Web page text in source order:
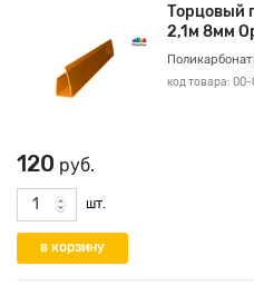
Торцовый
2,1м 8мм
код товара:
120 руб.
шт.